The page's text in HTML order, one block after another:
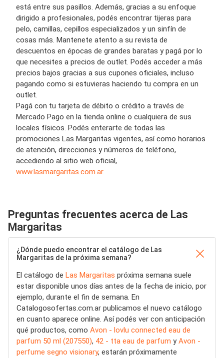
está entre sus pasillos. Además, gracias a su enfoque
dirigido a profesionales, podés encontrar tijeras para
pelo, camillas, cepillos especializados y un sinfín de
cosas más. Mantenete atento a su revista de
descuentos en épocas de grandes baratas y pagá por lo
que necesites a precios de outlet. Podés acceder a más
precios bajos gracias a sus cupones oficiales, incluso
pagando como si estuvieras haciendo tu compra en un
outlet.
Pagá con tu tarjeta de débito o crédito a través de
Mercado Pago en la tienda online o cualquiera de sus
locales físicos. Podés enterarte de todas las
promociones Las Margaritas vigentes, así como horarios
de atención, direcciones y números de teléfono,
accediendo al sitio web oficial,
www.lasmargaritas.com.ar.
Preguntas frecuentes acerca de Las
Margaritas
¿Dónde puedo encontrar el catálogo de Las
Margaritas de la próxima semana?
El catálogo de Las Margaritas próxima semana suele
estar disponible unos días antes de la fecha de inicio, por
ejemplo, durante el fin de semana. En
Catalogosofertas.com.ar publicamos el nuevo catálogo
en cuanto aparece online. Así podés ver con anticipación
qué productos, como Avon - lovlu connected eau de
parfum 50 ml (207550), 42 - tta eau de parfum yAvon -
perfume segno visionary, estarán próximamente